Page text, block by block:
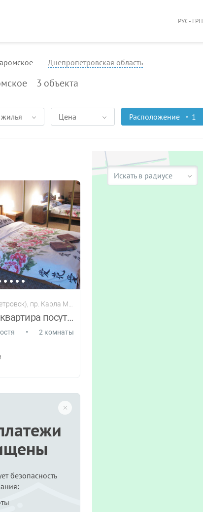
РУС - ГРН
Днепропетровская область
3 объекта
Цена Расположение 1
пр. Карла Маркса 79
Шикарная 2-я квартира посуточно в центре
• 2 комнаты
безопасность
Искать в радиусе